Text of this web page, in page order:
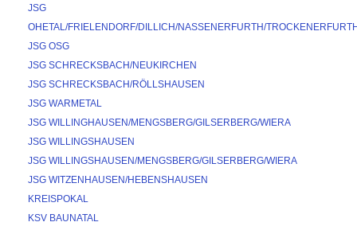
JSG
OHETAL/FRIELENDORF/DILLICH/NASSENERFURTH/
JSG OSG
JSG SCHRECKSBACH/NEUKIRCHEN
JSG SCHRECKSBACH/RÖLLSHAUSEN
JSG WARMETAL
JSG WILLINGHAUSEN/MENGSBERG/GILSERBERG/WIERA
JSG WILLINGSHAUSEN
JSG WILLINGSHAUSEN/MENGSBERG/GILSERBERG/WIERA
JSG WITZENHAUSEN/HEBENSHAUSEN
KREISPOKAL
KSV BAUNATAL